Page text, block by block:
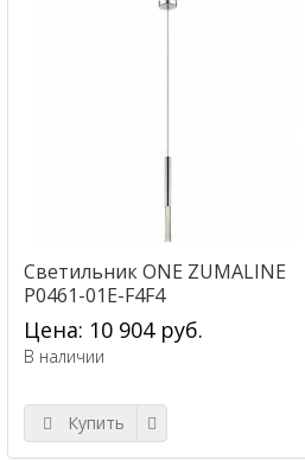
Светильник ONE ZUMALINE
P0461-01E-F4F4
Цена: 10 904 руб.
В наличии
Купить